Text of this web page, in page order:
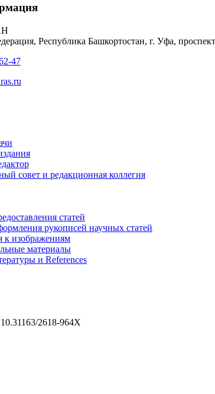
Республика Башкортостан, г. Уфа,
47
совет и редакционная коллегия
статей
рукописей научных статей
к изображениям
материалы
и References
2618-964X